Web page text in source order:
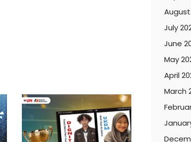
July
June
May
April
March